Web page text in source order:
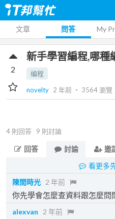
文章 問答 My
新手學習編程,哪種
编程
novelty 2 年前 ‧ 3564瀏覽
2
4 則回答 9 則討論
回答
討論 邀
看更多
陳間時光 2 年前
你先學會怎麼查資料跟怎麼問
alexvan 2 年前